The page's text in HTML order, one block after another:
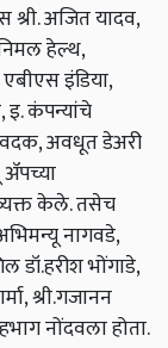
श्री. अजित यादव,
हेल्थ,
इंडिया,
इ. कंपन्यांचे
वदक, अवधूत डेअरी
ॲपच्या
व्यक्त केले. तसेच
नागवडे,
डॉ.हरीश भोंगाडे,
श्री.गजानन
नोंदवला होता.